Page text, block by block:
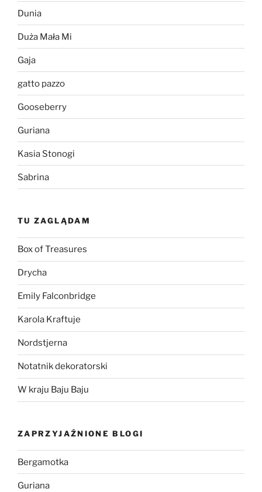
Dunia
Duża Mała Mi
Gaja
gatto pazzo
Gooseberry
Guriana
Kasia Stonogi
Sabrina
TU ZAGLĄDAM
Box of Treasures
Drycha
Emily Falconbridge
Karola Kraftuje
Nordstjerna
Notatnik dekoratorski
W kraju Baju Baju
ZAPRZYJAŹNIONE BLOGI
Bergamotka
Guriana